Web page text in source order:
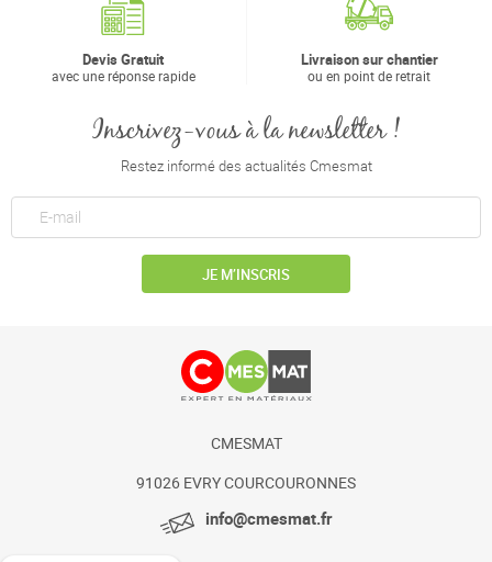
Devis Gratuit
avec une réponse rapide
Livraison sur chantier
ou en point de retrait
Inscrivez-vous à la newsletter !
Restez informé des actualités Cmesmat
JE M’INSCRIS
CMESMAT
91026 EVRY COURCOURONNES
info@cmesmat.fr